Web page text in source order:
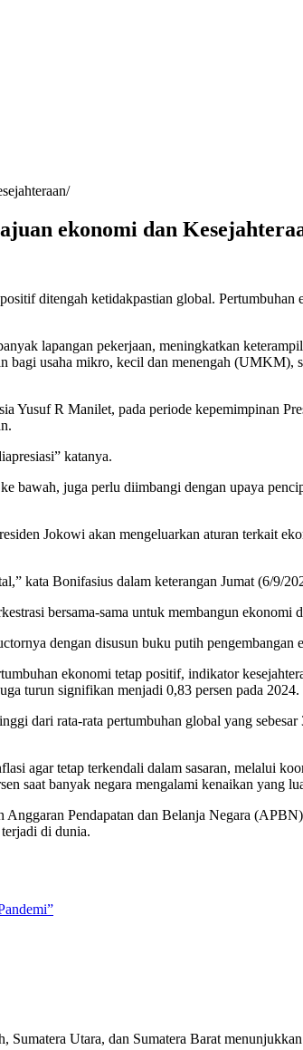
ekonomi dan
ditengah ketidakpastian global.
lapangan pekerjaan, meningkatkan
bagi usaha mikro, kecil dan menengah
R Manilet, pada periode kepemimpinan
katanya.
bawah, juga perlu diimbangi dengan upaya
Jokowi akan mengeluarkan aturan terkait
kata Bonifasius dalam keterangan Jumat (6/9/
bersama-sama untuk membangun ekonomi
dengan disusun buku putih
ekonomi tetap positif, indikator
turun signifikan menjadi 0,83 persen pada
dari rata-rata pertumbuhan global yang
agar tetap terkendali dalam sasaran, melalui
saat banyak negara mengalami kenaikan yang
Pendapatan dan Belanja Negara
di dunia.
Utara, dan Sumatera Barat